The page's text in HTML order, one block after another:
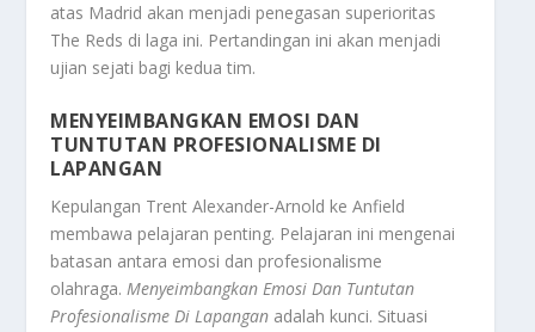
atas Madrid akan menjadi penegasan superioritas
The Reds di laga ini. Pertandingan ini akan menjadi
ujian sejati bagi kedua tim.
MENYEIMBANGKAN EMOSI DAN
TUNTUTAN PROFESIONALISME DI
LAPANGAN
Kepulangan Trent Alexander-Arnold ke Anfield
membawa pelajaran penting. Pelajaran ini mengenai
batasan antara emosi dan profesionalisme
olahraga.Menyeimbangkan Emosi Dan Tuntutan
Profesionalisme Di Lapangan adalah kunci. Situasi